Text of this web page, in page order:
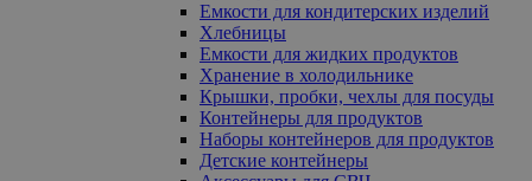
Емкости для кондитерских изделий
Хлебницы
Емкости для жидких продуктов
Хранение в холодильнике
Крышки, пробки, чехлы для посуды
Контейнеры для продуктов
Наборы контейнеров для продуктов
Детские контейнеры